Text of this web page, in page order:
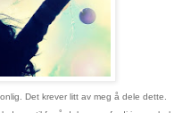
Det krever litt av meg å dele dette.